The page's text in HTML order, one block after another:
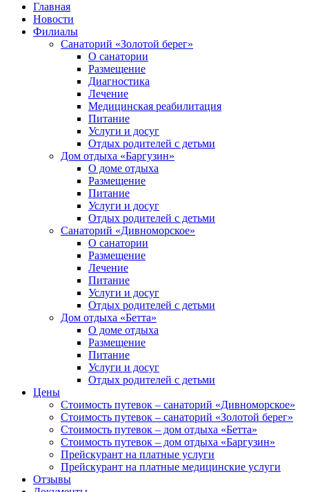
Главная
Новости
Филиалы
Санаторий «Золотой берег»
О санатории
Размещение
Диагностика
Лечение
Медицинская реабилитация
Питание
Услуги и досуг
Отдых родителей с детьми
Дом отдыха «Баргузин»
О доме отдыха
Размещение
Питание
Услуги и досуг
Отдых родителей с детьми
Санаторий «Дивноморское»
О санатории
Размещение
Лечение
Питание
Услуги и досуг
Отдых родителей с детьми
Дом отдыха «Бетта»
О доме отдыха
Размещение
Питание
Услуги и досуг
Отдых родителей с детьми
Цены
Стоимость путевок – санаторий «Дивноморское»
Стоимость путевок – санаторий «Золотой берег»
Стоимость путевок – дом отдыха «Бетта»
Стоимость путевок – дом отдыха «Баргузин»
Прейскурант на платные услуги
Прейскурант на платные медицинские услуги
Отзывы